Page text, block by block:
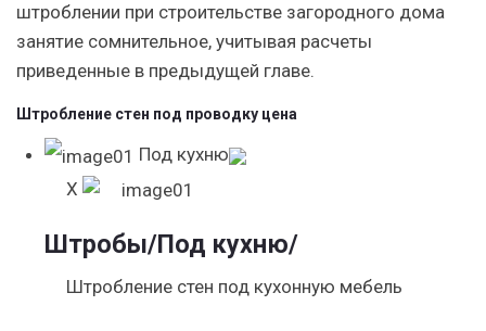
штроблении при строительстве загородного дома
занятие сомнительное, учитывая расчеты
приведенные в предыдущей главе.
Штробление стен под проводку цена
Под кухню
X
Штробы/Под кухню/
Штробление стен под кухонную мебель